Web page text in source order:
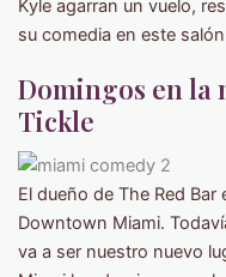
Kyle agarran un vuelo,
su comedia en este
Domingos en la
Tickle
El dueño de The Red
Downtown Miami.
va a ser nuestro nuevo